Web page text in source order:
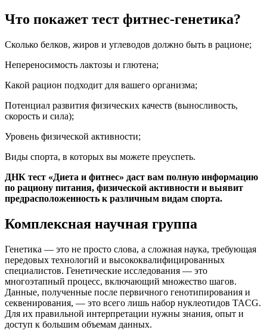
Что покажет тест фитнес-генетика?
Сколько белков, жиров и углеводов должно быть в рационе;
Непереносимость лактозы и глютена;
Какой рацион подходит для вашего организма;
Потенциал развития физических качеств (выносливость,
скорость и сила);
Уровень физической активности;
Виды спорта, в которых вы можете преуспеть.
ДНК тест «Диета и фитнес» даст вам полную информацию
по рациону питания, физической активности и выявит
предрасположенность к различным видам спорта.
Комплексная научная группа
Генетика — это не просто слова, а сложная наука, требующая
передовых технологий и высококвалифицированных
специалистов. Генетические исследования — это
многоэтапный процесс, включающий множество шагов.
Данные, полученные после первичного генотипирования и
секвенирования, — это всего лишь набор нуклеотидов TACG.
Для их правильной интерпретации нужны знания, опыт и
доступ к большим объемам данных.